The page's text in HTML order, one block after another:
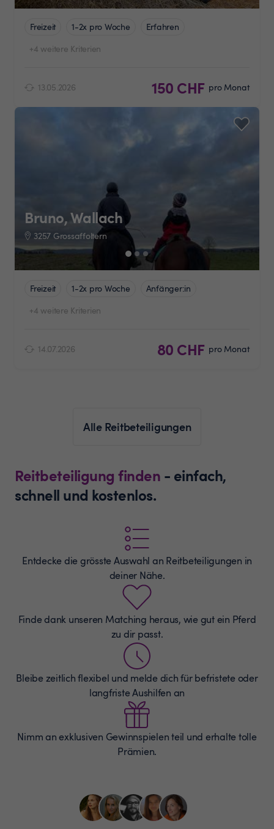
Freizeit 1-2x pro Woche
Erfahren
+4 weitere Kriterien
13.05.2026 150 CHF pro Monat
Bruno, Wallach
3257 Grossaffoltern
Freizeit 1-2x pro Woche
Anfänger:in
+4 weitere Kriterien
14.07.2026 80 CHF pro Monat
Alle Reitbeteiligungen
Reitbeteiligung finden - einfach,
schnell und kostenlos.
Entdecke die grösste Auswahl an Reitbeteiligungen in
deiner Nähe.
Finde dank unseren Matching heraus, wie gut ein Pferd
zu dir passt.
Bleibe zeitlich flexibel und melde dich für befristete oder
langfriste Aushilfen an
Nimm an exklusiven Gewinnspielen teil und erhalte tolle
Prämien.